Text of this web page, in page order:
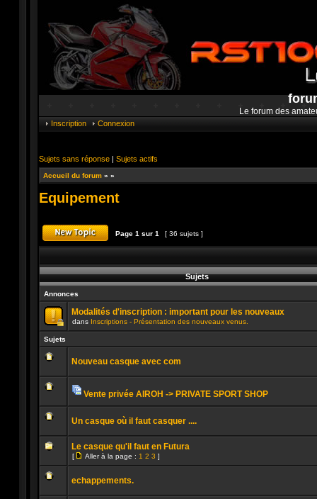
Le forum des
Inscription Connexion
Sujets sans réponse | Sujets actifs
Accueil du forum » »
Equipement
Publier un nouveau sujet
Page 1 sur 1 [ 36 sujets ]
Sujets
Annonces
Ce
sujet
est
Vous
pouvez
pas
publier
modifier
messages.
Modalités d'inscription : important pour les nouveaux
dans Inscriptions - Présentation des nouveaux venus.
Sujets
Aucun
non
Nouveau casque avec com
Aucun
non
jointes
Vente privée AIROH -> PRIVATE SPORT SHOP
Aucun
message
non
Un casque où il faut casquer ....
Aucun
non
Le casque qu'il faut en Futura
[
la
page
Aller à la page : 1 2 3 ]
Aucun
echappements.